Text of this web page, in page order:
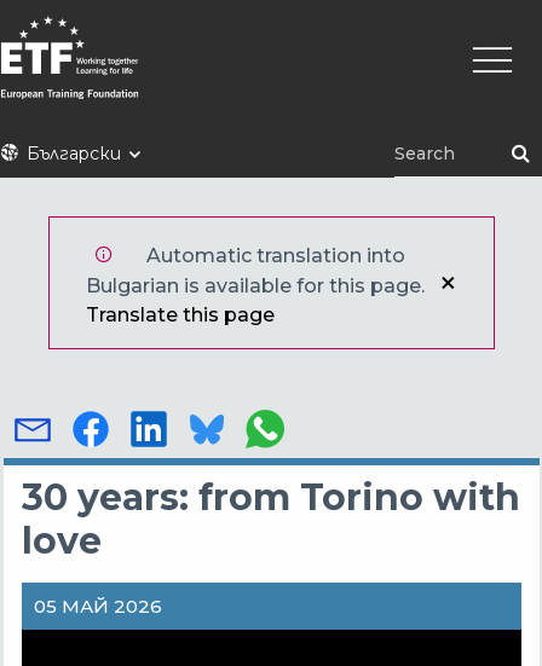
Премини
към
основното
съдържание
ETFБългарски
Main
Automatic translation into
Bulgarian is available for this page.
Translate this page
30 years: from Torino with
love
05 МАЙ 2026